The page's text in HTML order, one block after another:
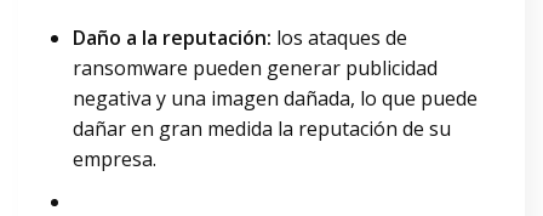
Daño a la reputación: los ataques de
ransomware pueden generar publicidad
negativa y una imagen dañada, lo que puede
dañar en gran medida la reputación de su
empresa.